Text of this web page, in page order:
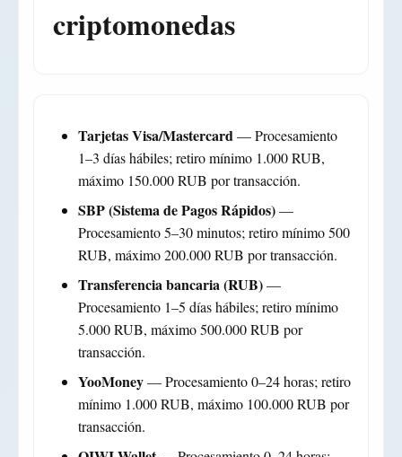
criptomonedas
Tarjetas Visa/Mastercard— Procesamiento
1–3 días hábiles; retiro mínimo 1.000 RUB,
máximo 150.000 RUB por transacción.
SBP (Sistema de Pagos Rápidos)—
Procesamiento 5–30 minutos; retiro mínimo 500
RUB, máximo 200.000 RUB por transacción.
Transferencia bancaria (RUB)—
Procesamiento 1–5 días hábiles; retiro mínimo
5.000 RUB, máximo 500.000 RUB por
transacción.
YooMoney— Procesamiento 0–24 horas; retiro
mínimo 1.000 RUB, máximo 100.000 RUB por
transacción.